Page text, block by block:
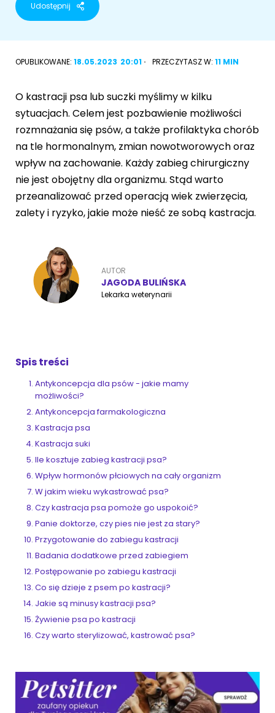
RASY PSÓW
Sznaucer miniaturowy
Golden retriever
Buldog francuski
Owczarek niemiecki
Przyjazne miejsca
Kot perski
Kot rosyjski niebieski
Udostępnij
OPUBLIKOWANE: 18.05.2023 20:01 PRZECZYTASZ W: 11 MIN
O kastracji psa lub suczki myślimy w kilku
sytuacjach. Celem jest pozbawienie możliwości
rozmnażania się psów, a także profilaktyka chorób
na tle hormonalnym, zmian nowotworowych oraz
wpływ na zachowanie. Każdy zabieg chirurgiczny
nie jest obojętny dla organizmu. Stąd warto
przeanalizować przed operacją wiek zwierzęcia,
zalety i ryzyko, jakie może nieść ze sobą kastracja.
AUTOR
JAGODA BULIŃSKA
Lekarka weterynarii
Spis treści
Antykoncepcja dla psów - jakie mamy
możliwości?
Antykoncepcja farmakologiczna
Kastracja psa
Kastracja suki
Ile kosztuje zabieg kastracji psa?
Wpływ hormonów płciowych na cały organizm
W jakim wieku wykastrować psa?
Czy kastracja psa pomoże go uspokoić?
Panie doktorze, czy pies nie jest za stary?
Przygotowanie do zabiegu kastracji
Badania dodatkowe przed zabiegiem
Postępowanie po zabiegu kastracji
Co się dzieje z psem po kastracji?
Jakie są minusy kastracji psa?
Żywienie psa po kastracji
Czy warto sterylizować, kastrować psa?